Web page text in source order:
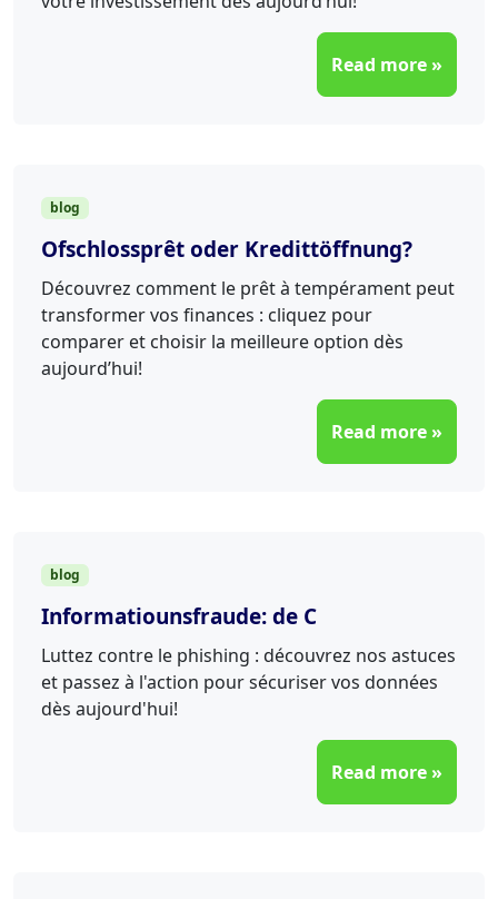
Read more »
blog
Ofschlossprêt oder Kredittöffnung?
Découvrez comment le prêt à tempérament peut
transformer vos finances : cliquez pour
comparer et choisir la meilleure option dès
aujourd’hui!
Read more »
blog
Informatiounsfraude: de C
Luttez contre le phishing : découvrez nos astuces
et passez à l'action pour sécuriser vos données
dès aujourd'hui!
Read more »